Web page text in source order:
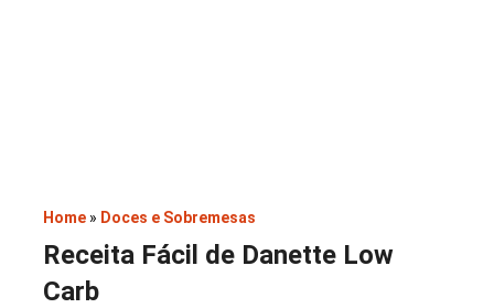
Home » Doces e Sobremesas
Receita Fácil de Danette Low
Carb